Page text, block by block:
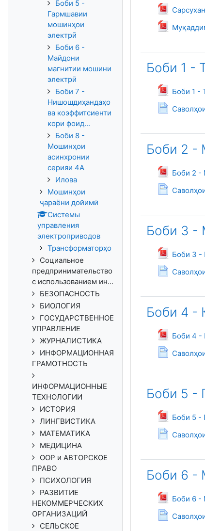
Сарсухан
Файл
Боби 1 -
Боби 1 -
Боби 2 -
Боби 2 -
Боби 3 -
Боби 3 -
Боби 4 -
Боби 4 -
Боби 5 -
Боби 5 -
Боби 6 -
Боби 6 -
Боби 5 -
Гармшавии
мошинҳои
электрӣ
Боби 6 -
Майдони
магнитии мошини
электрӣ
Боби 7 -
Нишошдиҳандаҳо
ва коэффитсиенти
кори фоид...
Боби 8 -
Мошинҳои
асинхронии
серияи 4А
Илова
Мошинҳои
ҷараёни дойимӣ
Системы
управления
электроприводов
Трансформаторҳо
Социальное
предпринимательство
с использованием ин...
БЕЗОПАСНОСТЬ
БИОЛОГИЯ
ГОСУДАРСТВЕННОЕ
УПРАВЛЕНИЕ
ЖУРНАЛИСТИКА
ИНФОРМАЦИОННАЯ
ГРАМОТНОСТЬ
ИНФОРМАЦИОННЫЕ
ТЕХНОЛОГИИ
ИСТОРИЯ
ЛИНГВИСТИКА
МАТЕМАТИКА
МЕДИЦИНА
ООР и АВТОРСКОЕ
ПРАВО
ПСИХОЛОГИЯ
РАЗВИТИЕ
НЕКОММЕРЧЕСКИХ
ОРГАНИЗАЦИЙ
СЕЛЬСКОЕ